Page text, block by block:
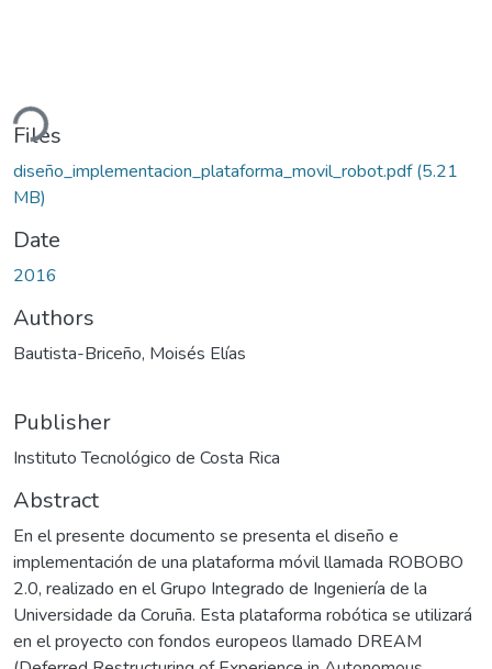
Files
diseño_implementacion_plataforma_movil_robot.pdf(5.21
MB)
Date
2016
Authors
Bautista-Briceño, Moisés Elías
Publisher
Instituto Tecnológico de Costa Rica
Abstract
En el presente documento se presenta el diseño e
implementación de una plataforma móvil llamada ROBOBO
2.0, realizado en el Grupo Integrado de Ingeniería de la
Universidade da Coruña. Esta plataforma robótica se utilizará
en el proyecto con fondos europeos llamado DREAM